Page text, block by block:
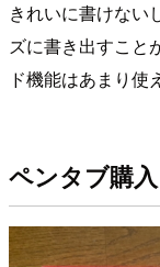
きれいに書けない
ズに書き出すこと
ド機能はあまり使
ペンタブ購入